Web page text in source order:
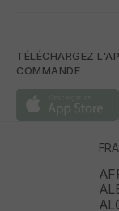
TÉLÉCHARGEZ
COMMANDE